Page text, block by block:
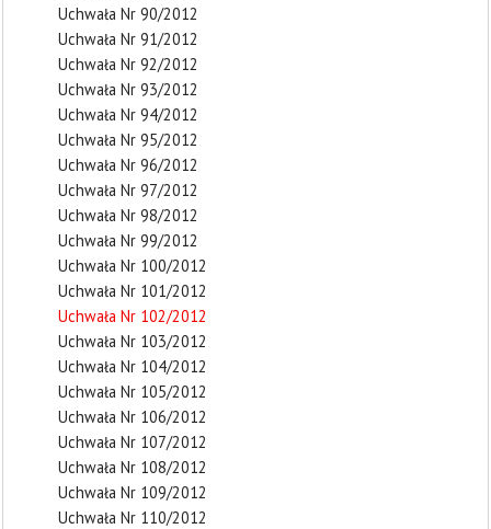
Uchwała Nr 90/2012
Uchwała Nr 91/2012
Uchwała Nr 92/2012
Uchwała Nr 93/2012
Uchwała Nr 94/2012
Uchwała Nr 95/2012
Uchwała Nr 96/2012
Uchwała Nr 97/2012
Uchwała Nr 98/2012
Uchwała Nr 99/2012
Uchwała Nr 100/2012
Uchwała Nr 101/2012
Uchwała Nr 102/2012
Uchwała Nr 103/2012
Uchwała Nr 104/2012
Uchwała Nr 105/2012
Uchwała Nr 106/2012
Uchwała Nr 107/2012
Uchwała Nr 108/2012
Uchwała Nr 109/2012
Uchwała Nr 110/2012